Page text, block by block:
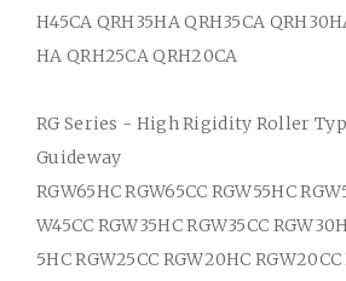
H45CA QRH35HA QRH35CA
HA QRH25CA QRH20CA
RG Series - High Rigidity Roller
Guideway
RGW65HC RGW65CC RGW55HC
W45CC RGW35HC RGW35CC
5HC RGW25CC RGW20HC RGW20CC